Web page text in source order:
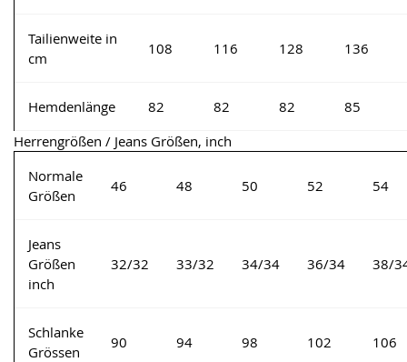
Tailienweite in
cm
108 116 128 136
Hemdenlänge 82 82 82
85
Herrengrößen / Jeans Größen, inch
Normale
Größen
46 48 50 52 54
Jeans
Größen
inch
32/32 33/32 34/34 36/34 38/
Schlanke
Grössen
90 94 98 102 106